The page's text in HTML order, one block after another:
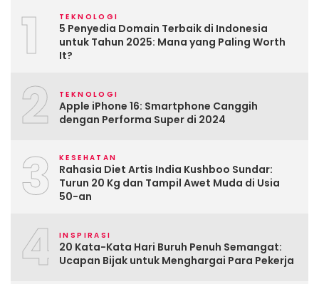
1 TEKNOLOGI
5 Penyedia Domain Terbaik di Indonesia
untuk Tahun 2025: Mana yang Paling Worth
It?
2 TEKNOLOGI
Apple iPhone 16: Smartphone Canggih
dengan Performa Super di 2024
3 KESEHATAN
Rahasia Diet Artis India Kushboo Sundar:
Turun 20 Kg dan Tampil Awet Muda di Usia
50-an
4 INSPIRASI
20 Kata-Kata Hari Buruh Penuh Semangat:
Ucapan Bijak untuk Menghargai Para Pekerja